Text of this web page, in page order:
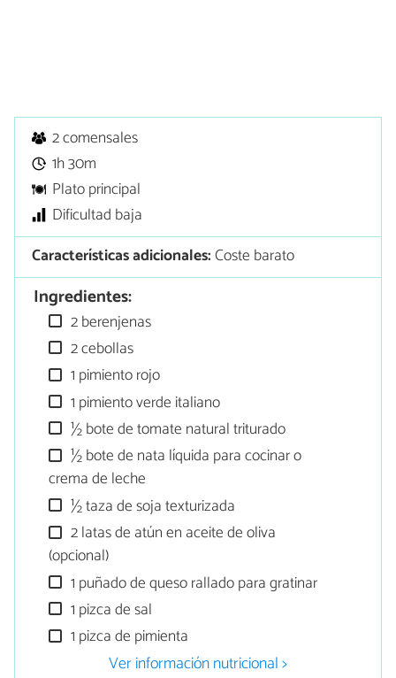
2 comensales
1h 30m
Plato principal
Dificultad baja
Características adicionales:Coste barato
Ingredientes:
2 berenjenas
2 cebollas
1 pimiento rojo
1 pimiento verde italiano
½ bote de tomate natural triturado
½ bote de nata líquida para cocinar o
crema de leche
½ taza de soja texturizada
2 latas de atún en aceite de oliva
(opcional)
1 puñado de queso rallado para gratinar
1 pizca de sal
1 pizca de pimienta
Ver información nutricional >